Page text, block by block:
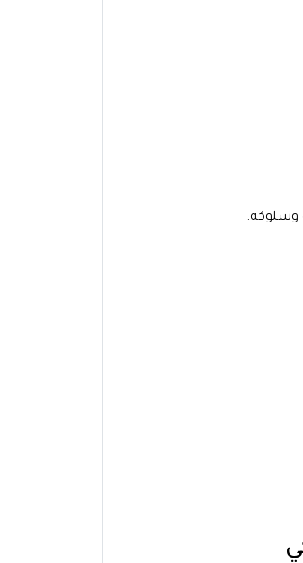
وسلوكه.